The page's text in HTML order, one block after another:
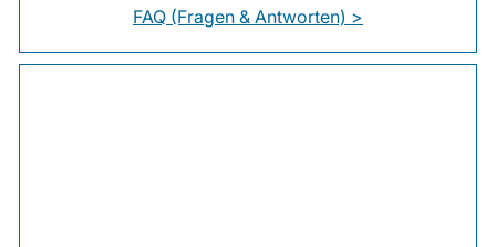
FAQ (Fragen & Antworten) >